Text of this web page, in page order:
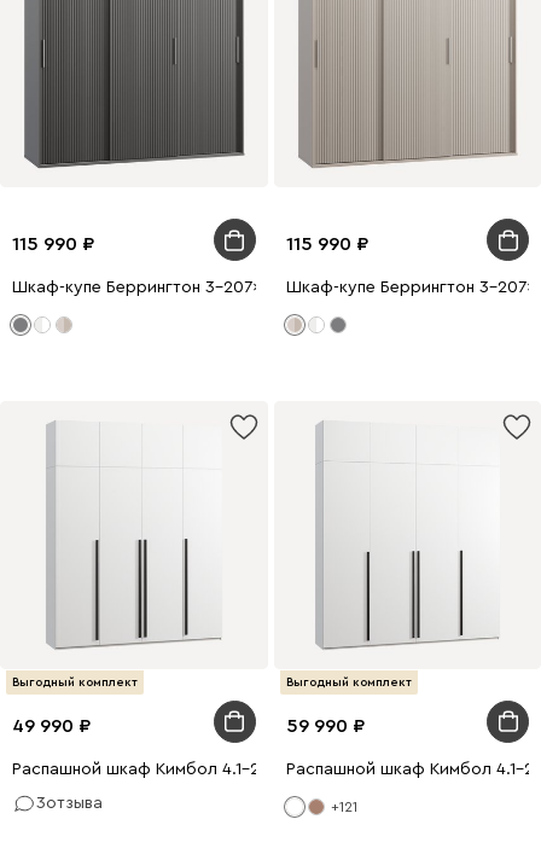
115 990
Шкаф-купе Беррингтон 3-207x210 Графитовый
115 990
Шкаф-купе Беррингтон 3-
Выгодный комплект
49 990
Распашной шкаф Кимбол 4.1-200x250 Белый
3отзыва
Выгодный комплект
59 990
Распашной шкаф Кимбол 4.1-
+121